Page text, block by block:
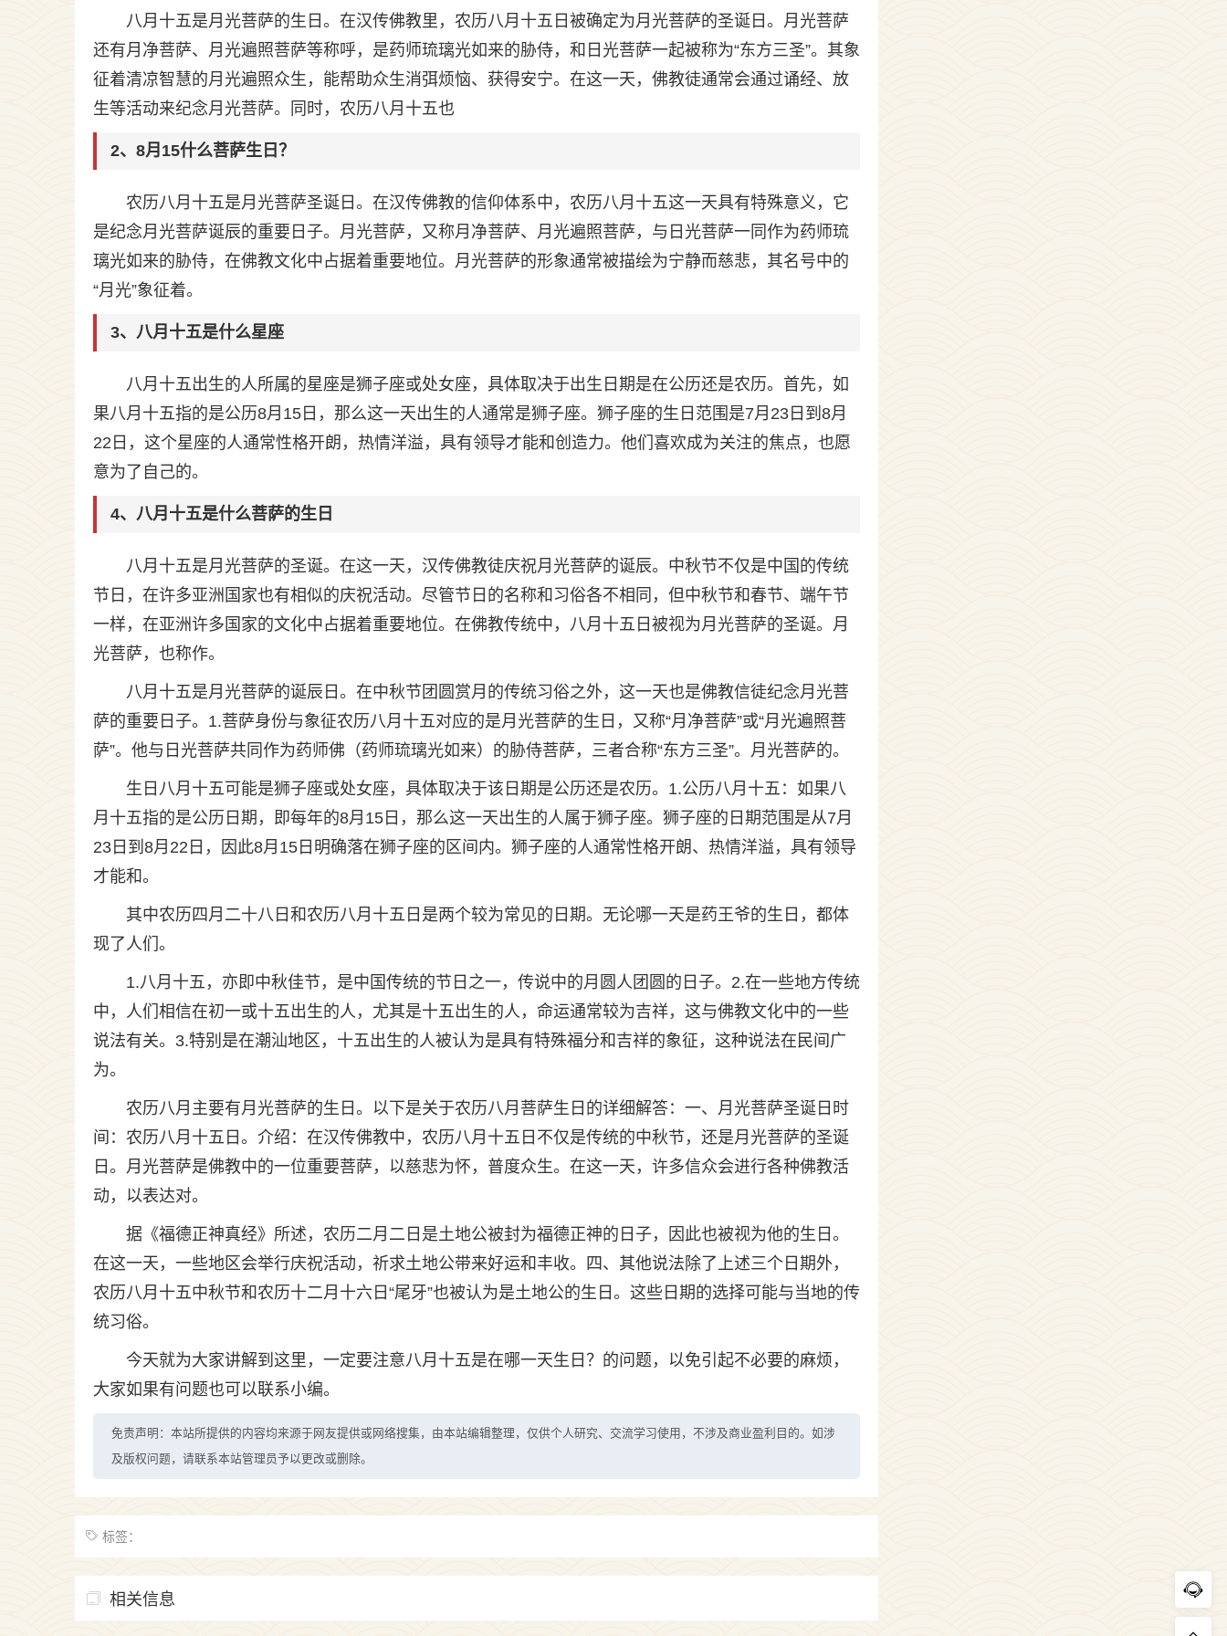
八月十五是月光菩萨的生日。在汉传佛教里，农历八月十五日被确定为月光菩萨的圣诞日。月光菩萨
还有月净菩萨、月光遍照菩萨等称呼，是药师琉璃光如来的胁侍，和日光菩萨一起被称为“东方三圣”。其象
征着清凉智慧的月光遍照众生，能帮助众生消弭烦恼、获得安宁。在这一天，佛教徒通常会通过诵经、放
生等活动来纪念月光菩萨。同时，农历八月十五也
2、8月15什么菩萨生日？
农历八月十五是月光菩萨圣诞日。在汉传佛教的信仰体系中，农历八月十五这一天具有特殊意义，它
是纪念月光菩萨诞辰的重要日子。月光菩萨，又称月净菩萨、月光遍照菩萨，与日光菩萨一同作为药师琉
璃光如来的胁侍，在佛教文化中占据着重要地位。月光菩萨的形象通常被描绘为宁静而慈悲，其名号中的
“月光”象征着。
3、八月十五是什么星座
八月十五出生的人所属的星座是狮子座或处女座，具体取决于出生日期是在公历还是农历。首先，如
果八月十五指的是公历8月15日，那么这一天出生的人通常是狮子座。狮子座的生日范围是7月23日到8月
22日，这个星座的人通常性格开朗，热情洋溢，具有领导才能和创造力。他们喜欢成为关注的焦点，也愿
意为了自己的。
4、八月十五是什么菩萨的生日
八月十五是月光菩萨的圣诞。在这一天，汉传佛教徒庆祝月光菩萨的诞辰。中秋节不仅是中国的传统
节日，在许多亚洲国家也有相似的庆祝活动。尽管节日的名称和习俗各不相同，但中秋节和春节、端午节
一样，在亚洲许多国家的文化中占据着重要地位。在佛教传统中，八月十五日被视为月光菩萨的圣诞。月
光菩萨，也称作。
八月十五是月光菩萨的诞辰日。在中秋节团圆赏月的传统习俗之外，这一天也是佛教信徒纪念月光菩
萨的重要日子。1.菩萨身份与象征农历八月十五对应的是月光菩萨的生日，又称“月净菩萨”或“月光遍照菩
萨”。他与日光菩萨共同作为药师佛（药师琉璃光如来）的胁侍菩萨，三者合称“东方三圣”。月光菩萨的。
生日八月十五可能是狮子座或处女座，具体取决于该日期是公历还是农历。1.公历八月十五：如果八
月十五指的是公历日期，即每年的8月15日，那么这一天出生的人属于狮子座。狮子座的日期范围是从7月
23日到8月22日，因此8月15日明确落在狮子座的区间内。狮子座的人通常性格开朗、热情洋溢，具有领导
才能和。
其中农历四月二十八日和农历八月十五日是两个较为常见的日期。无论哪一天是药王爷的生日，都体
现了人们。
1.八月十五，亦即中秋佳节，是中国传统的节日之一，传说中的月圆人团圆的日子。2.在一些地方传统
中，人们相信在初一或十五出生的人，尤其是十五出生的人，命运通常较为吉祥，这与佛教文化中的一些
说法有关。3.特别是在潮汕地区，十五出生的人被认为是具有特殊福分和吉祥的象征，这种说法在民间广
为。
农历八月主要有月光菩萨的生日。以下是关于农历八月菩萨生日的详细解答：一、月光菩萨圣诞日时
间：农历八月十五日。介绍：在汉传佛教中，农历八月十五日不仅是传统的中秋节，还是月光菩萨的圣诞
日。月光菩萨是佛教中的一位重要菩萨，以慈悲为怀，普度众生。在这一天，许多信众会进行各种佛教活
动，以表达对。
据《福德正神真经》所述，农历二月二日是土地公被封为福德正神的日子，因此也被视为他的生日。
在这一天，一些地区会举行庆祝活动，祈求土地公带来好运和丰收。四、其他说法除了上述三个日期外，
农历八月十五中秋节和农历十二月十六日“尾牙”也被认为是土地公的生日。这些日期的选择可能与当地的传
统习俗。
今天就为大家讲解到这里，一定要注意八月十五是在哪一天生日？的问题，以免引起不必要的麻烦，
大家如果有问题也可以联系小编。
免责声明：本站所提供的内容均来源于网友提供或网络搜集，由本站编辑整理，仅供个人研究、交流学习使用，不涉及商业盈利目的。如涉
及版权问题，请联系本站管理员予以更改或删除。
标签：
相关信息